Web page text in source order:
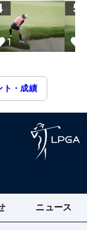
1
5
ト・成績
ニュース